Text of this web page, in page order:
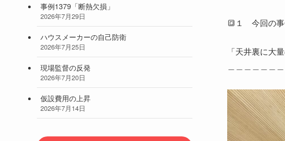
🔳１ 今回の事
「天井裏に大
事例1379「断熱欠損」
2026年7月29日
ハウスメーカーの自己防衛
2026年7月25日
現場監督の反発
2026年7月20日
仮設費用の上昇
2026年7月14日